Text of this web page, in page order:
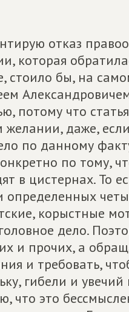
отказ
которая
стоило бы, на
потому что
даже,
по данному
по тому,
в цистернах. То
определенных
корыстные
дело.
и прочих, а
и требовать,
гибели и
что это